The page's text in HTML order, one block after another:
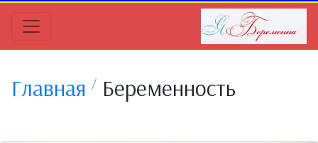
Главная Беременность